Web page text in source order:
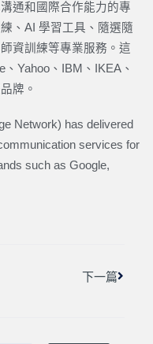
通和國際合作能力的專
、AI 學習工具、隨選隨
資訓練等專業服務。這
Yahoo、IBM、IKEA、
牌。
Network) has delivered
services for
such as Google,
下一篇